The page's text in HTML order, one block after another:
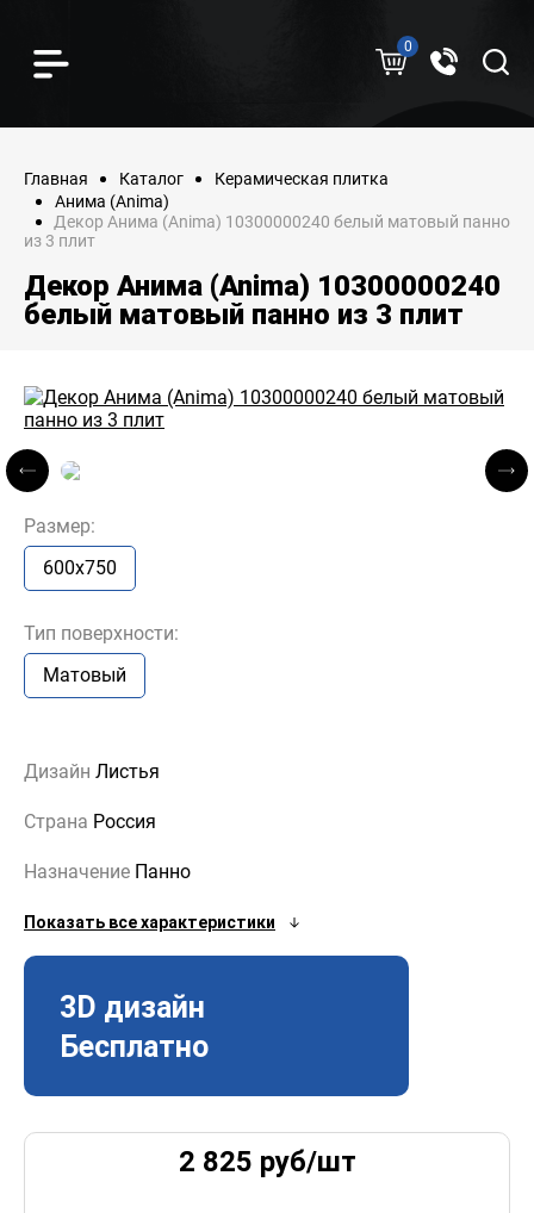
0
Главная Каталог
Керамическая плитка
Анима (Anima)
Декор Анима (Anima) 10300000240 белый матовый панно
из 3 плит
Декор Анима (Anima) 10300000240
белый матовый панно из 3 плит
Размер:
600x750
Тип поверхности:
Матовый
Дизайн Листья
Страна Россия
Назначение Панно
Показать все характеристики
3D дизайн
Бесплатно
2 825 руб/шт